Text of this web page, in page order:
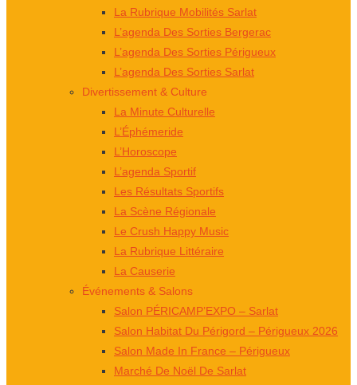
La Rubrique Mobilités Sarlat
L’agenda Des Sorties Bergerac
L’agenda Des Sorties Périgueux
L’agenda Des Sorties Sarlat
Divertissement & Culture
La Minute Culturelle
L’Éphémeride
L’Horoscope
L’agenda Sportif
Les Résultats Sportifs
La Scène Régionale
Le Crush Happy Music
La Rubrique Littéraire
La Causerie
Événements & Salons
Salon PÉRICAMP’EXPO – Sarlat
Salon Habitat Du Périgord – Périgueux 2026
Salon Made In France – Périgueux
Marché De Noël De Sarlat